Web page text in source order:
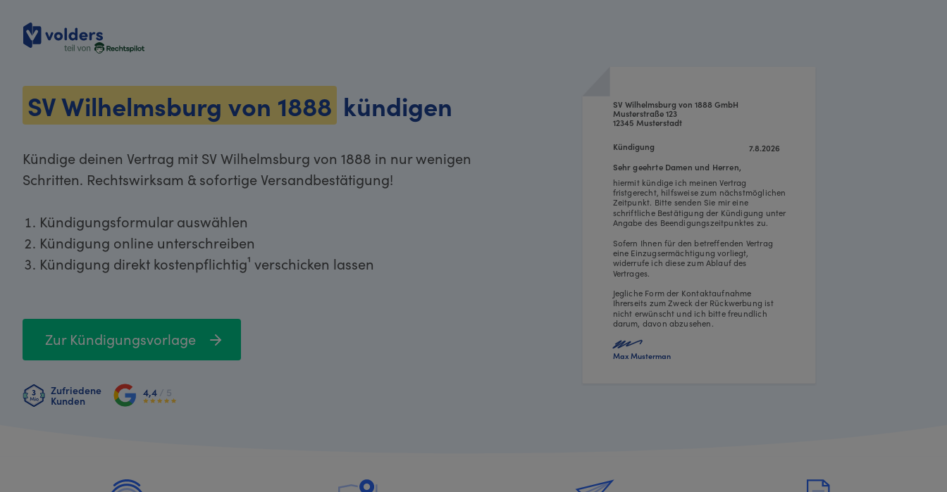
SV Wilhelmsburg von 1888 kündigen
Kündige deinen Vertrag mit SV Wilhelmsburg von 1888 in nur wenigen
Schritten. Rechtswirksam & sofortige Versandbestätigung!
Kündigungsformular auswählen
Kündigung online unterschreiben
Kündigung direkt kostenpflichtig¹ verschicken lassen
Zur Kündigungsvorlage
Zufriedene
Kunden
4,4 / 5
7.8.2026
SV Wilhelmsburg von 1888 GmbH
Musterstraße 123
12345 Musterstadt
hiermit kündige ich meinen Vertrag
fristgerecht, hilfsweise zum nächstmöglichen
Zeitpunkt. Bitte senden Sie mir eine
schriftliche Bestätigung der Kündigung unter
Angabe des Beendigungszeitpunktes zu.
Sofern Ihnen für den betreffenden Vertrag
eine Einzugsermächtigung vorliegt,
widerrufe ich diese zum Ablauf des
Vertrages.
Jegliche Form der Kontaktaufnahme
Ihrerseits zum Zweck der Rückwerbung ist
nicht erwünscht und ich bitte freundlich
darum, davon abzusehen.
Sehr geehrte Damen und Herren,
Kündigung
Max Musterman